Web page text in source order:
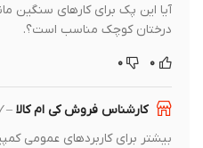
آیا این پک برای کارهای سنگین
درختان کوچک مناسب است؟.
کارشناس فروش کی ام کالا– ۲۷ فروردین ۱۴۰۵
بیشتر برای کاربردهای عمومی